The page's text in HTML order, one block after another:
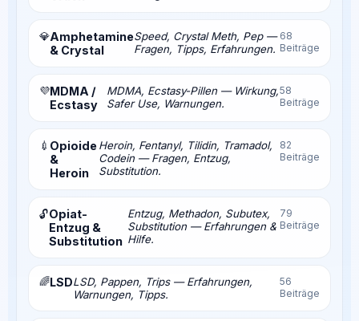
💎Amphetamine
& Crystal
Speed, Crystal Meth, Pep —
Fragen, Tipps, Erfahrungen.
68
Beiträge
💜MDMA /
Ecstasy
MDMA, Ecstasy-Pillen — Wirkung,
Safer Use, Warnungen.
58
Beiträge
💉 Opioide
&
Heroin
Heroin, Fentanyl, Tilidin, Tramadol,
Codein — Fragen, Entzug,
Substitution.
82
Beiträge
🔓Opiat-
Entzug &
Substitution
Entzug, Methadon, Subutex,
Substitution — Erfahrungen &
Hilfe.
79
Beiträge
🌈LSDLSD, Pappen, Trips — Erfahrungen,
Warnungen, Tipps.
56
Beiträge